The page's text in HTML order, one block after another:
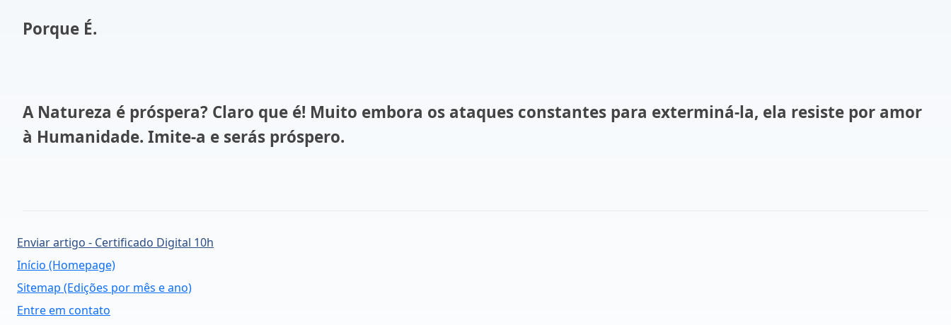
Porque É.
A Natureza é próspera? Claro que é! Muito embora os ataques constantes para exterminá-la, ela resiste por amor
à Humanidade. Imite-a e serás próspero.
Enviar artigo - Certificado Digital 10h
Início (Homepage)
Sitemap (Edições por mês e ano)
Entre em contato